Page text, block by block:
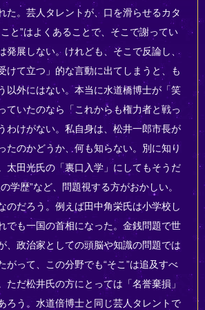
た。芸人タレントが、口を滑らせるカタ
と”はよくあることで、そこで謝ってい
発展しない。けれども、そこで反論し、
けて立つ」的な言動に出てしまうと、も
以外にはない。本当に水道橋博士が「笑
ていたのなら「これからも権力者と戦っ
わけがない。私自身は、松井一郎市長が
たのかどうか、何も知らない。別に知り
太田光氏の「裏口入学」にしてもそうだ
学歴”など、問題視する方がおかしい。
のだろう。例えば田中角栄氏は小学校し
でも一国の首相になった。金銭問題で世
、政治家としての頭脳や知識の問題では
がって、この分野でも“そこ”は追及すべ
ただ松井氏の方にとっては「名誉棄損」
ろう。水道倍博士と同じ芸人タレントで